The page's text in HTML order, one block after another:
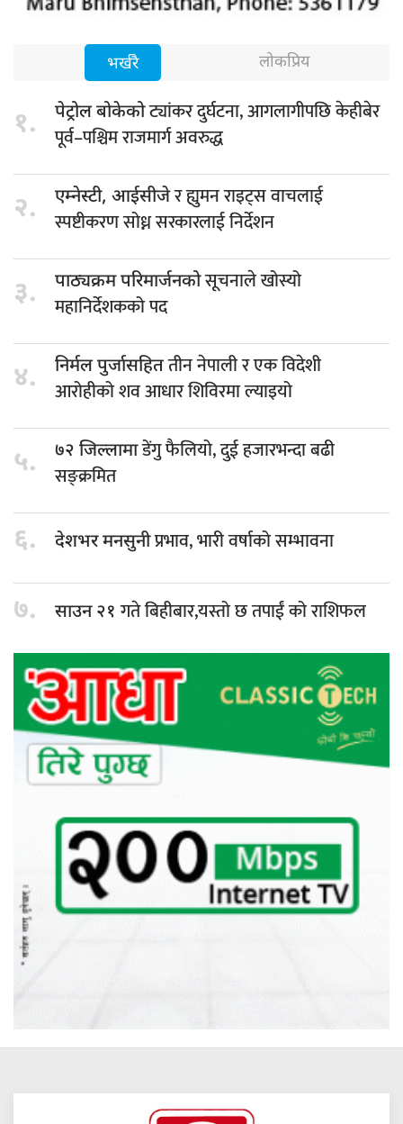
भर्खरै लोकप्रिय
१. पेट्रोल बोकेकोट्यांकर दुर्घटना, आगलागीपछि केहीबेर
पूर्व–पश्चिम राजमार्ग अवरुद्ध
२. एम्नेस्टी, आईसीजेर ह्युमन राइट्स वाचलाई
स्पष्टीकरण सोध्न सरकारलाई निर्देशन
३. पाठ्यक्रम परिमार्जनकोसूचनाले खोस्यो
महानिर्देशकको पद
४. निर्मल पुर्जासहिततीन नेपाली र एक विदेशी
आरोहीको शव आधार शिविरमा ल्याइयो
५. ७२ जिल्लामाडेंगु फैलियो, दुई हजारभन्दा बढी
सङ्क्रमित
६. देशभर मनसुनीप्रभाव, भारी वर्षाको सम्भावना
७. साउन २१गते बिहीबार,यस्तो छ तपाईं को राशिफल